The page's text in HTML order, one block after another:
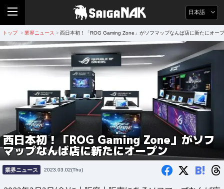
日本語
トップ > 業界ニュース > 西日本初！「ROG Gaming Zone」がソフマップなんば店に新たにオー
西日本初！「ROG Gaming Zone」がソフ
マップなんば店に新たにオープン
業界ニュース 2023.03.02(Thu) B!